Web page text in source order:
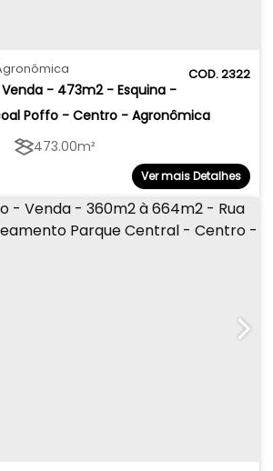
2322
- 473m2 - Esquina -
Poffo - Centro - Agronômica
473.00m²
Ver mais Detalhes